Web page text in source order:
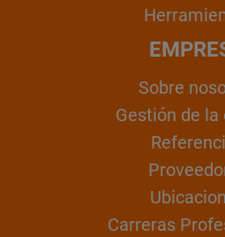
Sobre
Gestión de la
Carreras